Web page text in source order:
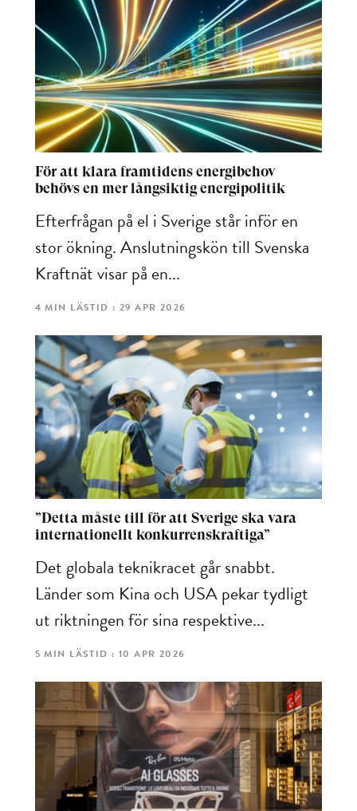
För att klara framtidens energibehov
behövs en mer långsiktig energipolitik
Efterfrågan på el i Sverige står inför en
stor ökning. Anslutningskön till Svenska
Kraftnät visar på en...
4 MIN LÄSTID : 29 APR 2026
”Detta måste till för att Sverige ska vara
internationellt konkurrenskraftiga”
Det globala teknikracet går snabbt.
Länder som Kina och USA pekar tydligt
ut riktningen för sina respektive...
5 MIN LÄSTID : 10 APR 2026